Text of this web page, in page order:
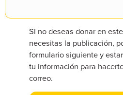
Si no deseas donar en
necesitas la publicación,
formulario siguiente y
tu información para
correo.